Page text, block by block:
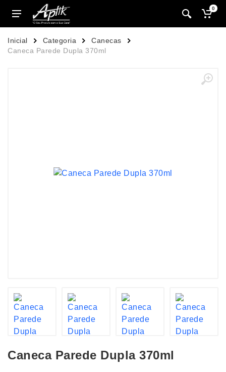
0
Inicial Categoria
Canecas
Caneca Parede Dupla 370ml
Caneca Parede Dupla 370ml